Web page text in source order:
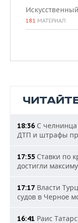
181 МАТЕРИАЛ
18:36 С челнинца
ДТП и штрафы
17:55 Ставки по
достигли
17:17 Власти
судов в Черное
16:41 Раис